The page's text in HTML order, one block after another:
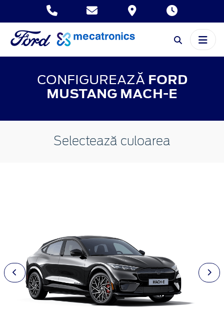
CONFIGUREAZĂ FORD
MUSTANG MACH-E
Selectează culoarea